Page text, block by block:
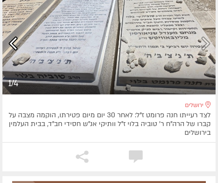
1/4
ירושלים
לצד רעייתו חנה פרומט ז"ל: לאחר 30 יום מיום פטירתו, הוקמה מצבה על
קברו של הרה"ח ר' טוביה בלוי ז"ל וותיקי אנ"ש חסידי חב"ד, בבית העלמין
בירושלים